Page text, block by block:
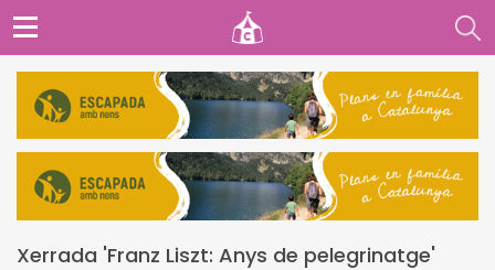
Xerrada 'Franz Liszt: Anys de pelegrinatge'